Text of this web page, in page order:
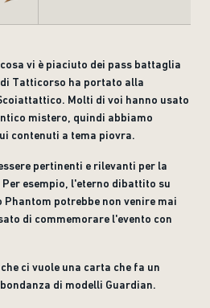
vi è piaciuto dei pass battaglia
Tatticorso ha portato alla
Molti di voi hanno usato
mistero, quindi abbiamo
contenuti a tema piovra.
pertinenti e rilevanti per la
Per esempio, l'eterno dibattito su
Phantom potrebbe non venire mai
di commemorare l'evento con
ci vuole una carta che fa un
di modelli Guardian.